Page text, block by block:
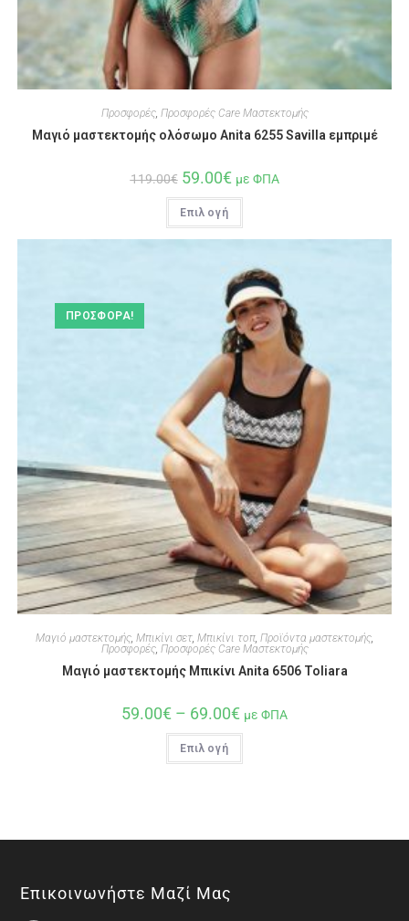
Προσφορές, Προσφορές Care Μαστεκτομής
Μαγιό μαστεκτομής ολόσωμο Anita 6255 Savilla εμπριμέ
119.00€ 59.00€ με ΦΠΑ
Επιλογή
ΠΡΟΣΦΟΡΆ!
Μαγιό μαστεκτομής, Μπικίνι σετ, Μπικίνι τοπ, Προϊόντα μαστεκτομής,
Προσφορές, Προσφορές Care Μαστεκτομής
Μαγιό μαστεκτομής Μπικίνι Anita 6506 Toliara
59.00€ – 69.00€ με ΦΠΑ
Επιλογή
Επικοινωνήστε Μαζί Μας